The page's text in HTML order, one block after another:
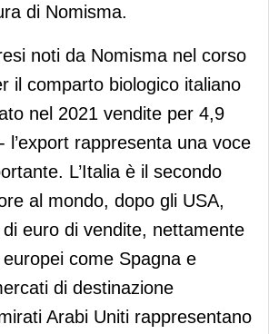
di Nomisma.
noti da Nomisma nel corso
il comparto biologico italiano
nel 2021 vendite per 4,9
l’export rappresenta una voce
L’Italia è il secondo
al mondo, dopo gli USA,
euro di vendite, nettamente
come Spagna e
di destinazione
Arabi Uniti rappresentano